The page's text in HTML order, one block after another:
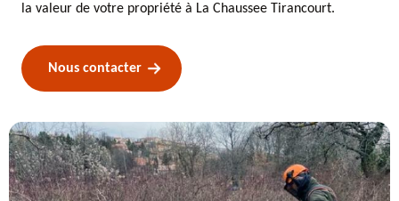
la valeur de votre propriété à La Chaussee Tirancourt.
Nous contacter